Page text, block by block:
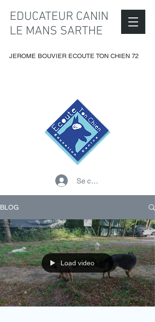
EDUCATEUR CANIN
LE MANS SARTHE
JEROME BOUVIER ECOUTE TON CHIEN 72
Se connecter
BLOG
Load video